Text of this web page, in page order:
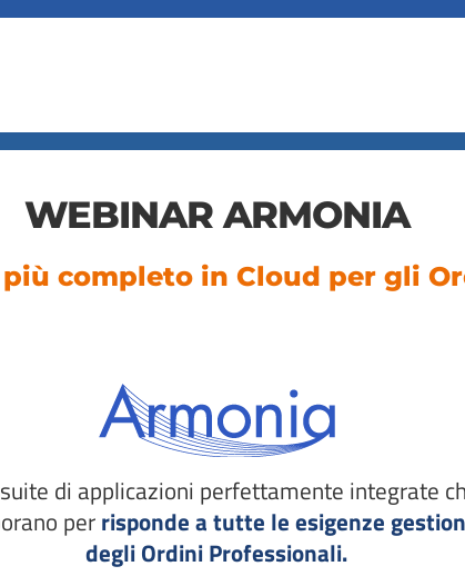
WEBINAR ARMONIA
completo in Cloud per gli
di applicazioni perfettamente integrate
perrisponde a tutte le esigenze
degli Ordini Professionali.